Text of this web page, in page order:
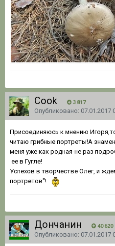
Cook 3 817
Опубликовано: 07.01.2017
Присоединяюсь к мнению
читаю грибные портреты!А
меня уже как родная-не раз
ее в Гугле!
Успехов в творчестве Олег, и
портретов"!
Дончанин 40 620
Опубликовано: 07.01.2017